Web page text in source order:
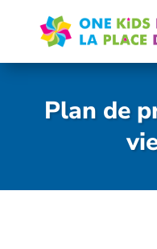
content
Plan de